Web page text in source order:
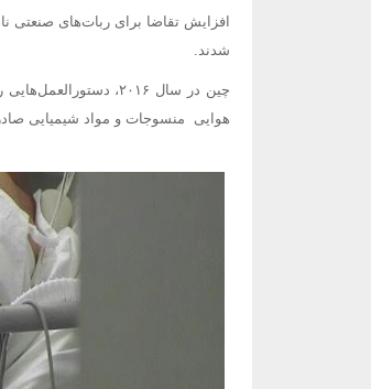
افزایش تقاضا برای ربات‌های صنعتی
شدند.
چین در سال ۲۰۱۶،
هوایی منسوجات و مواد شیمیایی